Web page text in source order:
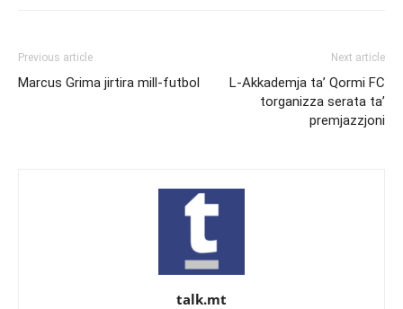
Previous article
Marcus Grima jirtira mill-futbol
Next article
L-Akkademja ta’ Qormi FC
torganizza serata ta’
premjazzjoni
talk.mt